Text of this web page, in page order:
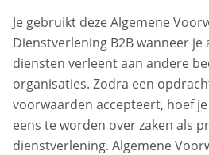
Je gebruikt deze Algemene
Dienstverlening B2B wanneer
diensten verleent aan andere
organisaties. Zodra een
voorwaarden accepteert, hoef
eens te worden over zaken als
dienstverlening. Algemene